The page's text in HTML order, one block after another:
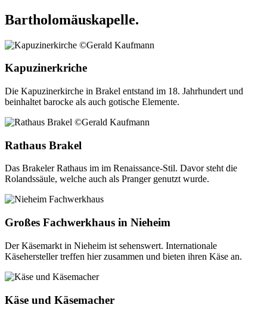
Bartholomäuskapelle.
Kapuzinerkriche
Die Kapuzinerkirche in Brakel entstand im 18. Jahrhundert und
beinhaltet barocke als auch gotische Elemente.
Rathaus Brakel
Das Brakeler Rathaus im im Renaissance-Stil. Davor steht die
Rolandssäule, welche auch als Pranger genutzt wurde.
Großes Fachwerkhaus in Nieheim
Der Käsemarkt in Nieheim ist sehenswert. Internationale
Käsehersteller treffen hier zusammen und bieten ihren Käse an.
Käse und Käsemacher